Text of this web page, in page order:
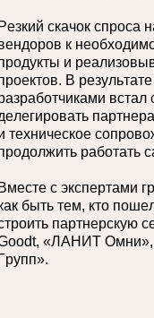
скачок спроса
к
и
В
встал
техническое
работать
с экспертами
быть тем, кто
партнерскую
«ЛАНИТ Омни»,